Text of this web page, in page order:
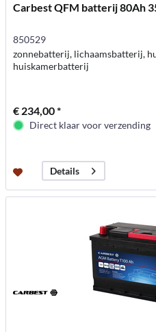
Carbest QFM batterij 80Ah
850529
zonnebatterij, lichaamsbatterij,
huiskamerbatterij
€ 234,00 *
Direct klaar voor verzending
Details